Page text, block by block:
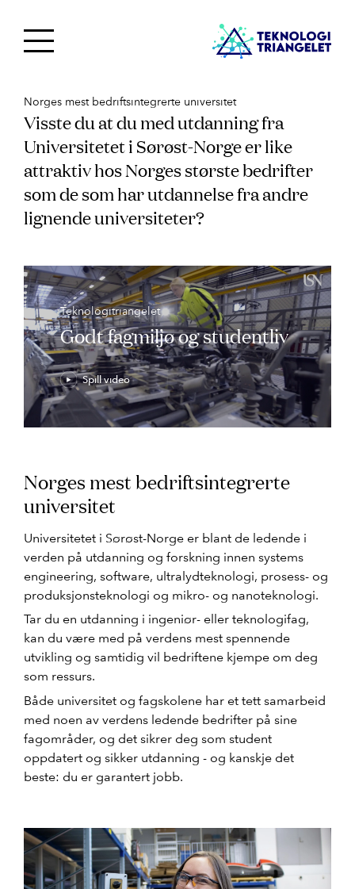
Norges mest bedriftsintegrerte universitet
Visste du at du med utdanning fra
Universitetet i Sørøst-Norge er like
attraktiv hos Norges største bedrifter
som de som har utdannelse fra andre
lignende universiteter?
Teknologitriangelet
Godt fagmiljø og studentliv
Spill video
Norges mest bedriftsintegrerte
universitet
Universitetet i Sørøst-Norge er blant de ledende i
verden på utdanning og forskning innen systems
engineering, software, ultralydteknologi, prosess- og
produksjonsteknologi og mikro- og nanoteknologi.
Tar du en utdanning i ingeniør- eller teknologifag,
kan du være med på verdens mest spennende
utvikling og samtidig vil bedriftene kjempe om deg
som ressurs.
Både universitet og fagskolene har et tett samarbeid
med noen av verdens ledende bedrifter på sine
fagområder, og det sikrer deg som student
oppdatert og sikker utdanning - og kanskje det
beste: du er garantert jobb.